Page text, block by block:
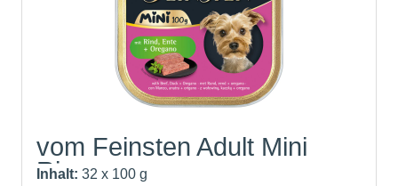
vom Feinsten Adult Mini
Rin...
Inhalt: 32 x 100 g